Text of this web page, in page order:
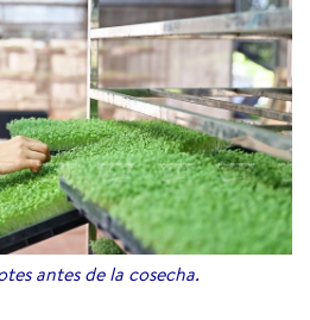
antes de la cosecha.